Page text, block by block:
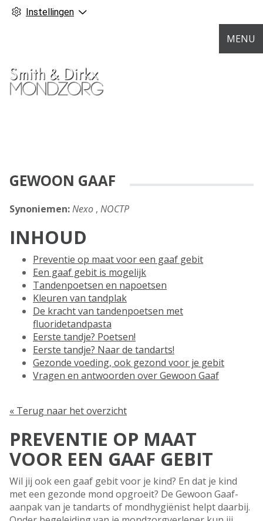
Instellingen
MENU
GEWOON GAAF
Synoniemen:Nexo , NOCTP
INHOUD
Preventie op maat voor een gaaf gebit
Een gaaf gebit is mogelijk
Tandenpoetsen en napoetsen
Kleuren van tandplak
De kracht van tandenpoetsen met
fluoridetandpasta
Eerste tandje? Poetsen!
Eerste tandje? Naar de tandarts!
Gezonde voeding, ook gezond voor je gebit
Vragen en antwoorden over Gewoon Gaaf
« Terug naar het overzicht
PREVENTIE OP MAAT
VOOR EEN GAAF GEBIT
Wil jij ook een gaaf gebit voor je kind? En dat je kind
met een gezonde mond opgroeit? De Gewoon Gaaf-
aanpak van je tandarts of mondhygiënist helpt daarbij.